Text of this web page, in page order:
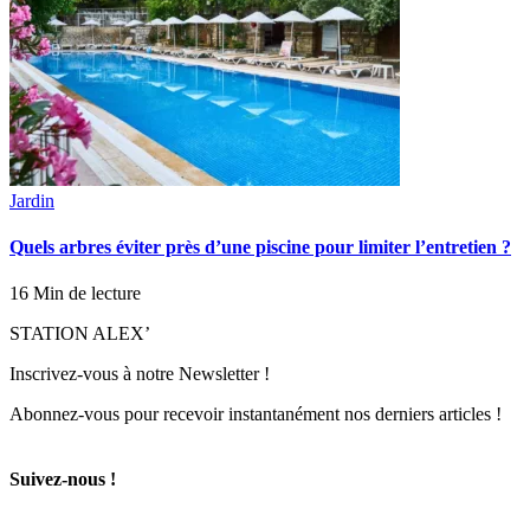
Jardin
Quels arbres éviter près d’une piscine pour limiter l’entretien ?
16 Min de lecture
STATION ALEX’
Inscrivez-vous à notre Newsletter !
Abonnez-vous pour recevoir instantanément nos derniers articles !
Suivez-nous !